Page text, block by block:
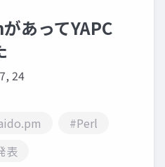
あってYAPC
24
#Perl
表